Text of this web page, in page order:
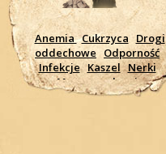
Anemia Cukrzyca Drogi
oddechowe
Odporność
Infekcje Kaszel Nerki
Moczowe drogi
Przeziębienie